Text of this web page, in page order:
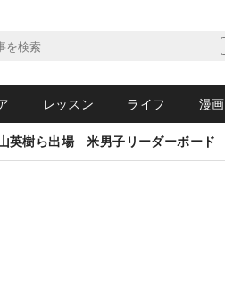
レッスン ライフ 漫画
英樹ら出場 米男子リーダーボード